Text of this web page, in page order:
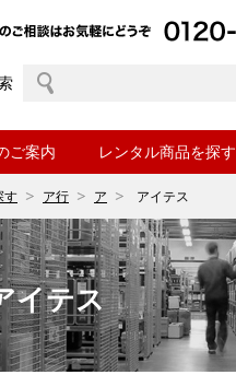
ご案内 レンタル商品を探す
す ア行 ア アイテス
イテス